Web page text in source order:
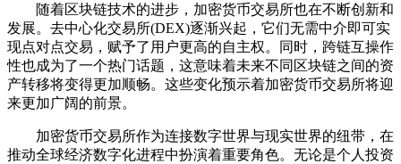
随着区块链技术的进步，加密货币交易所也在不断创新和
发展。去中心化交易所(DEX)逐渐兴起，它们无需中介即可实
现点对点交易，赋予了用户更高的自主权。同时，跨链互操作
性也成为了一个热门话题，这意味着未来不同区块链之间的资
产转移将变得更加顺畅。这些变化预示着加密货币交易所将迎
来更加广阔的前景。
加密货币交易所作为连接数字世界与现实世界的纽带，在
推动全球经济数字化进程中扮演着重要角色。无论是个人投资